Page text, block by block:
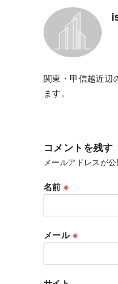
関東・甲信越近辺
ます。
コメントを残す
メールアドレスが
名前※
メール ※